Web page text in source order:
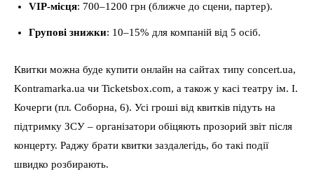
VIP-місця: 700–1200 грн (ближче до сцени, партер).
Групові знижки: 10–15% для компаній від 5 осіб.
Квитки можна буде купити онлайн на сайтах типу concert.ua,
Kontramarka.ua чи Ticketsbox.com, а також у касі театру ім. І.
Кочерги (пл. Соборна, 6). Усі гроші від квитків підуть на
підтримку ЗСУ – організатори обіцяють прозорий звіт після
концерту. Раджу брати квитки заздалегідь, бо такі події
швидко розбирають.